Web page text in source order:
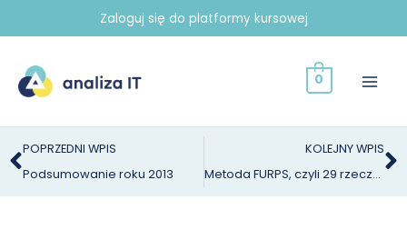
do
treści
Zaloguj się do platformy kursowej
0
Prev
POPRZEDNI WPIS
Podsumowanie roku 2013
KOLEJNY WPIS
Metoda FURPS, czyli 29 rzeczy do przemyślenia w każdym projekcie IT